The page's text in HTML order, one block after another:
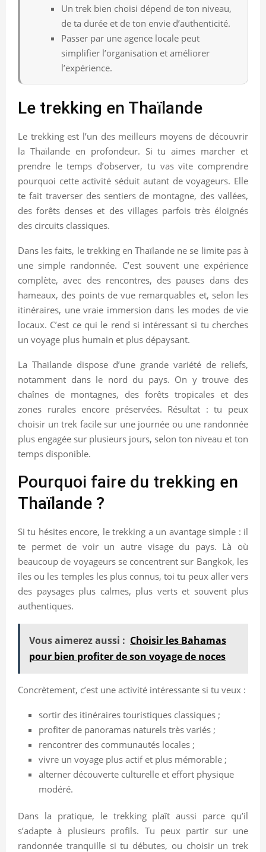
Un trek bien choisi dépend de ton niveau,
de ta durée et de ton envie d’authenticité.
Passer par une agence locale peut
simplifier l’organisation et améliorer
l’expérience.
Le trekking en Thaïlande
Le trekking est l’un des meilleurs moyens de découvrir
la Thaïlande en profondeur. Si tu aimes marcher et
prendre le temps d’observer, tu vas vite comprendre
pourquoi cette activité séduit autant de voyageurs. Elle
te fait traverser des sentiers de montagne, des vallées,
des forêts denses et des villages parfois très éloignés
des circuits classiques.
Dans les faits, le trekking en Thaïlande ne se limite pas à
une simple randonnée. C’est souvent une expérience
complète, avec des rencontres, des pauses dans des
hameaux, des points de vue remarquables et, selon les
itinéraires, une vraie immersion dans les modes de vie
locaux. C’est ce qui le rend si intéressant si tu cherches
un voyage plus humain et plus dépaysant.
La Thaïlande dispose d’une grande variété de reliefs,
notamment dans le nord du pays. On y trouve des
chaînes de montagnes, des forêts tropicales et des
zones rurales encore préservées. Résultat : tu peux
choisir un trek facile sur une journée ou une randonnée
plus engagée sur plusieurs jours, selon ton niveau et ton
temps disponible.
Pourquoi faire du trekking en
Thaïlande ?
Si tu hésites encore, le trekking a un avantage simple : il
te permet de voir un autre visage du pays. Là où
beaucoup de voyageurs se concentrent sur Bangkok, les
îles ou les temples les plus connus, toi tu peux aller vers
des paysages plus calmes, plus verts et souvent plus
authentiques.
Vous aimerez aussi : Choisir les Bahamas
pour bien profiter de son voyage de noces
Concrètement, c’est une activité intéressante si tu veux :
sortir des itinéraires touristiques classiques ;
profiter de panoramas naturels très variés ;
rencontrer des communautés locales ;
vivre un voyage plus actif et plus mémorable ;
alterner découverte culturelle et effort physique
modéré.
Dans la pratique, le trekking plaît aussi parce qu’il
s’adapte à plusieurs profils. Tu peux partir sur une
randonnée tranquille si tu débutes, ou choisir un trek